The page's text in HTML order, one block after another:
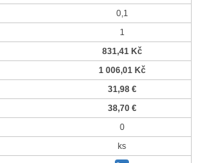
0,1
1
831,41 Kč
1 006,01 Kč
31,98 €
38,70 €
0
ks